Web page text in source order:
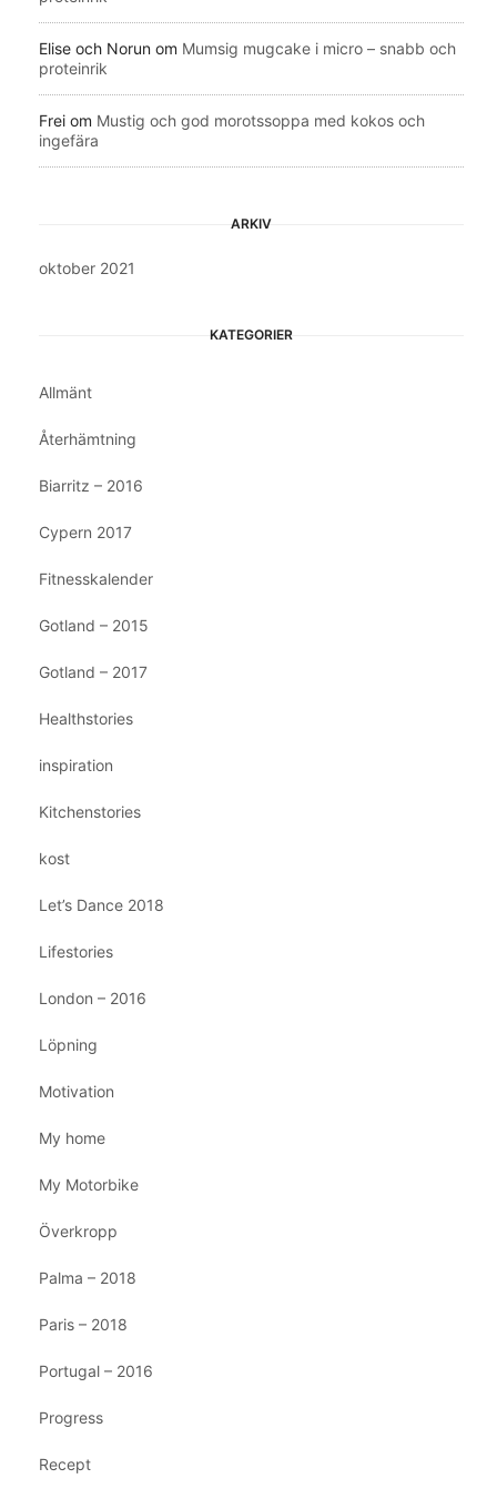
Elise och Norun om Mumsig mugcake i micro – snabb och
proteinrik
Frei om Mustig och god morotssoppa med kokos och
ingefära
ARKIV
oktober 2021
KATEGORIER
Allmänt
Återhämtning
Biarritz – 2016
Cypern 2017
Fitnesskalender
Gotland – 2015
Gotland – 2017
Healthstories
inspiration
Kitchenstories
kost
Let’s Dance 2018
Lifestories
London – 2016
Löpning
Motivation
My home
My Motorbike
Överkropp
Palma – 2018
Paris – 2018
Portugal – 2016
Progress
Recept